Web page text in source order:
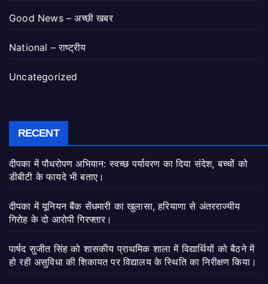
Good News – अच्छी खबर
National – राष्ट्रीय
Uncategorized
RECENT
दीपका में पौधरोपण अभियान: स्वच्छ पर्यावरण का दिया संदेश, बच्चों को
डीबीटी के फायदे भी बताए।
दीपका में यूनियन बैंक सेंधमारी का खुलासा, हरियाणा से अंतरराज्यीय
गिरोह के दो आरोपी गिरफ्तार।
पार्षद सुजीत सिंह को शासकीय प्राथमिक शाला में विद्यार्थियों को बैठने में
हो रही असुविधा की शिकायत पर विद्यालय के स्थिति का निरीक्षण किया।